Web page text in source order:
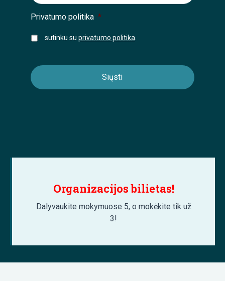
Privatumo politika *
sutinku su privatumo politika
Organizacijos bilietas!
Dalyvaukite mokymuose 5, o mokėkite tik už
3!